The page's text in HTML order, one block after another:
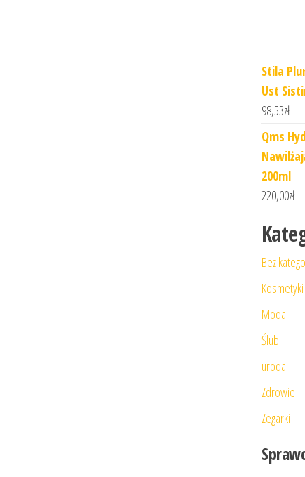
Stila
Ust
98,53zł
Qms
200ml
220,00zł
Bez
Kosmetyki
Moda
Ślub
uroda
Zdrowie
Zegarki